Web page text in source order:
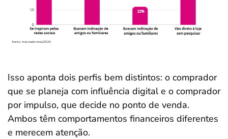
Isso aponta dois perfis bem distintos: o comprador
que se planeja com influência digital e o comprador
por impulso, que decide no ponto de venda.
Ambos têm comportamentos financeiros diferentes
e merecem atenção.